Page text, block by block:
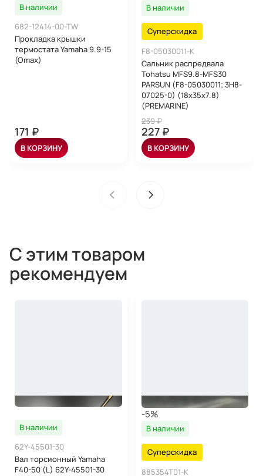
В наличии
682-12414-00-TW
Прокладка крышки
термостата Yamaha 9.9-15
(Omax)
171 ₽
В КОРЗИНУ
В наличии
Суперскидка
F8-05030011-K
Сальник распредвала
Tohatsu MFS9.8-MFS30
PARSUN (F8-05030011; 3H8-
07025-0) (18x35x7.8)
(PREMARINE)
239 ₽
227 ₽
В КОРЗИНУ
С этим товаром
рекомендуем
В наличии
62Y-45501-30
Вал торсионный Yamaha
F40-50 (L) 62Y-45501-30
-5%
В наличии
Суперскидка
885354T01-K